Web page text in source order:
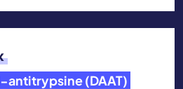
antitrypsine (DAAT)